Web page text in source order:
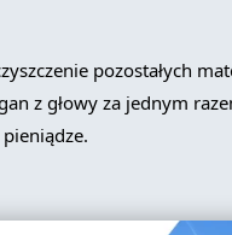
pozostałych
z głowy za jednym
pieniądze.